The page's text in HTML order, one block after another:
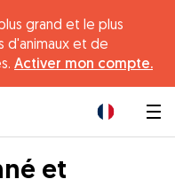
grand et le plus
d'animaux et de
Activer mon compte.
et